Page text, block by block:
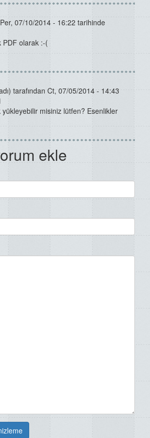
07/10/2014 - 16:22 tarihinde
PDF olarak :-(
tarafından Ct, 07/05/2014 - 14:43
yükleyebilir misiniz lütfen? Esenlikler
ekle